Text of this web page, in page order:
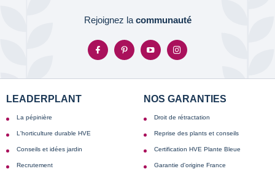
Rejoignez la communauté
LEADERPLANT
La pépinière
L'horticulture durable HVE
Conseils et idées jardin
Recrutement
NOS GARANTIES
Droit de rétractation
Reprise des plants et conseils
Certification HVE Plante Bleue
Garantie d'origine France